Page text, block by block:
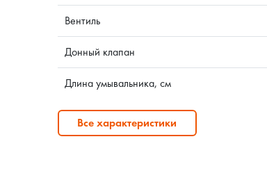
Вентиль
Донный клапан
Длина умывальника, см
Все характеристики